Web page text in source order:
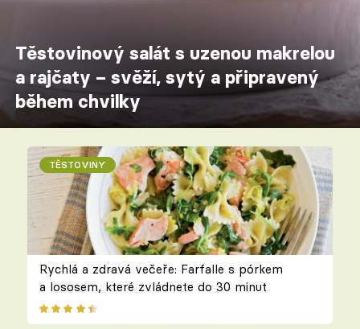
Těstovinový salát s uzenou makrelou
a rajčaty – svěží, sytý a připravený
během chvilky
TĚSTOVINY
Rychlá a zdravá večeře: Farfalle s pórkem
a lososem, které zvládnete do 30 minut